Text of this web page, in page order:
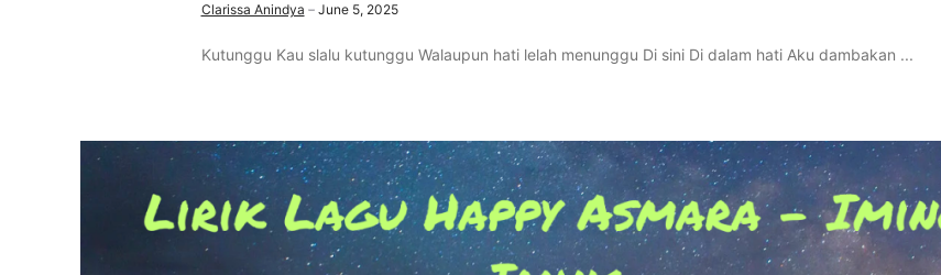
Clarissa Anindya June 5, 2025
Kutunggu Kau slalu kutunggu Walaupun hati lelah menunggu Di sini Di dalam hati Aku dambakan ...